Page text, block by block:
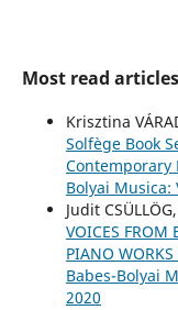
Most read
Krisztina
Solfège Book
Contemporary
Bolyai Musica:
Judit
VOICES FROM
PIANO
Babes-Bolyai
2020